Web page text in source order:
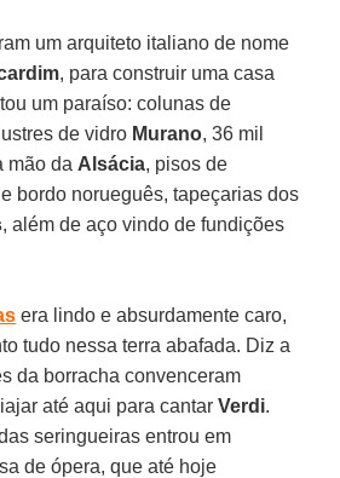
um arquiteto italiano de nome
, para construir uma casa
um paraíso: colunas de
de vidro Murano, 36 mil
mão da Alsácia, pisos de
bordo norueguês, tapeçarias dos
, além de aço vindo de fundições
era lindo e absurdamente caro,
tudo nessa terra abafada. Diz a
da borracha convenceram
até aqui para cantarVerdi.
seringueiras entrou em
de ópera, que até hoje